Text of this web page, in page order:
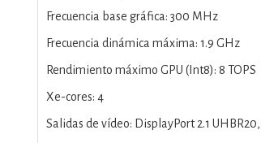
Frecuencia base gráfica: 300 MHz
Frecuencia dinámica máxima: 1.9 GHz
Rendimiento máximo GPU (Int8): 8 TOPS
Xe-cores: 4
Salidas de vídeo: DisplayPort 2.1